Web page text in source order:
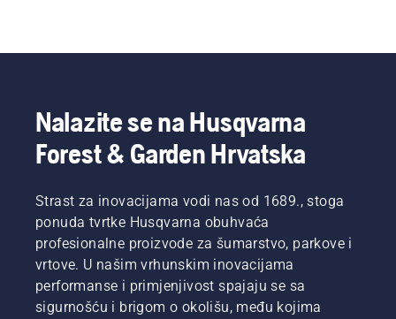
Nalazite se na Husqvarna
Forest & Garden Hrvatska
Strast za inovacijama vodi nas od 1689., stoga
ponuda tvrtke Husqvarna obuhvaća
profesionalne proizvode za šumarstvo, parkove i
vrtove. U našim vrhunskim inovacijama
performanse i primjenjivost spajaju se sa
sigurnošću i brigom o okolišu, među kojima